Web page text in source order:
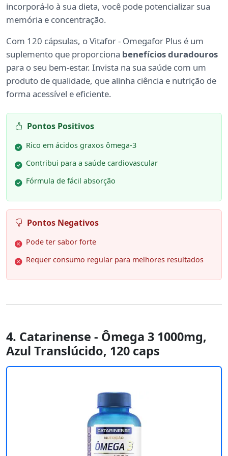
incorporá-lo à sua dieta, você pode potencializar sua
memória e concentração.
Com 120 cápsulas, o Vitafor - Omegafor Plus é um
suplemento que proporciona benefícios duradouros
para o seu bem-estar. Invista na sua saúde com um
produto de qualidade, que alinha ciência e nutrição de
forma acessível e eficiente.
Pontos Positivos
Rico em ácidos graxos ômega-3
Contribui para a saúde cardiovascular
Fórmula de fácil absorção
Pontos Negativos
Pode ter sabor forte
Requer consumo regular para melhores resultados
4. Catarinense - Ômega 3 1000mg,
Azul Translúcido, 120 caps